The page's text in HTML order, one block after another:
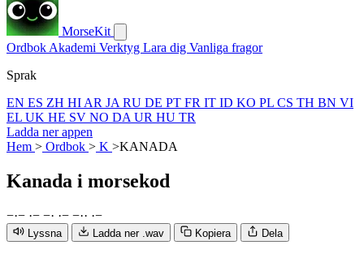
MorseKit
Ordbok Akademi Verktyg Lara dig Vanliga fragor
Sprak
EN ES ZH HI AR JA RU DE PT FR IT ID KO PL CS TH BN VI
EL UK HE SV NO DA UR HU TR
Ladda ner appen
Hem > Ordbok > K >KANADA
Kanada i morsekod
−·− ·− −· ·− −·· ·−
Lyssna Ladda ner .wav Kopiera Dela